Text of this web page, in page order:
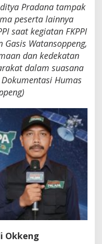
Pradana tampak
peserta lainnya
saat kegiatan FKPPI
Gasis Watansoppeng,
dan kedekatan
dalam suasana
Humas
Okkeng